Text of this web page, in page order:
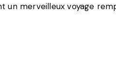
un merveilleux voyage